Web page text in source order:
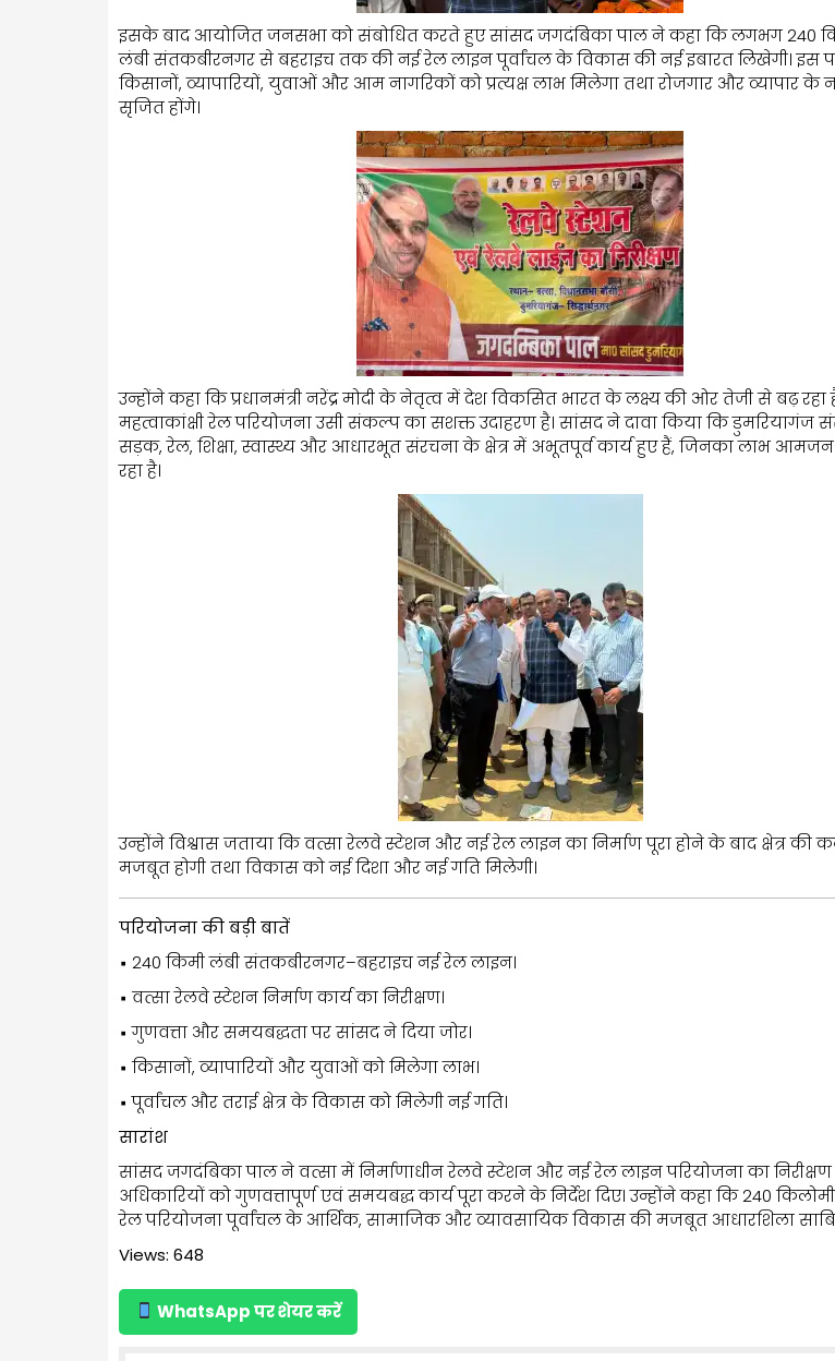
इसके बाद आयोजित जनसभा को संबोधित करते हुए सांसद जगदंबिका पाल ने कहा कि लगभग 240
लंबी संतकबीरनगर से बहराइच तक की नई रेल लाइन पूर्वांचल के विकास की नई इबारत लिखेगी। इस
किसानों, व्यापारियों, युवाओं और आम नागरिकों को प्रत्यक्ष लाभ मिलेगा तथा रोजगार और व्यापार
सृजित होंगे।
उन्होंने कहा कि प्रधानमंत्री नरेंद्र मोदी के नेतृत्व में देश विकसित भारत के लक्ष्य की ओर तेजी से बढ़
महत्वाकांक्षी रेल परियोजना उसी संकल्प का सशक्त उदाहरण है। सांसद ने दावा किया कि डुमरियागंज
सड़क, रेल, शिक्षा, स्वास्थ्य और आधारभूत संरचना के क्षेत्र में अभूतपूर्व कार्य हुए हैं, जिनका लाभ
रहा है।
उन्होंने विश्वास जताया कि वत्सा रेलवे स्टेशन और नई रेल लाइन का निर्माण पूरा होने के बाद क्षेत्र की
मजबूत होगी तथा विकास को नई दिशा और नई गति मिलेगी।
परियोजना की बड़ी बातें
▪ 240 किमी लंबी संतकबीरनगर–बहराइच नई रेल लाइन।
▪ वत्सा रेलवे स्टेशन निर्माण कार्य का निरीक्षण।
▪ गुणवत्ता और समयबद्धता पर सांसद ने दिया जोर।
▪ किसानों, व्यापारियों और युवाओं को मिलेगा लाभ।
▪ पूर्वांचल और तराई क्षेत्र के विकास को मिलेगी नई गति।
सारांश
सांसद जगदंबिका पाल ने वत्सा में निर्माणाधीन रेलवे स्टेशन और नई रेल लाइन परियोजना का
अधिकारियों को गुणवत्तापूर्ण एवं समयबद्ध कार्य पूरा करने के निर्देश दिए। उन्होंने कहा कि 240
रेल परियोजना पूर्वांचल के आर्थिक, सामाजिक और व्यावसायिक विकास की मजबूत आधारशिला
Views: 648
WhatsApp पर शेयर करें